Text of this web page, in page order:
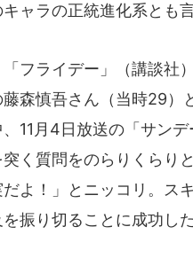
ャラの正統進化系とも
フライデー」（講談社
藤森慎吾さん（当時29
11月4日放送の「サン
く質問をのらりくらり
よ！」とニッコリ。ス
振り切ることに成功した